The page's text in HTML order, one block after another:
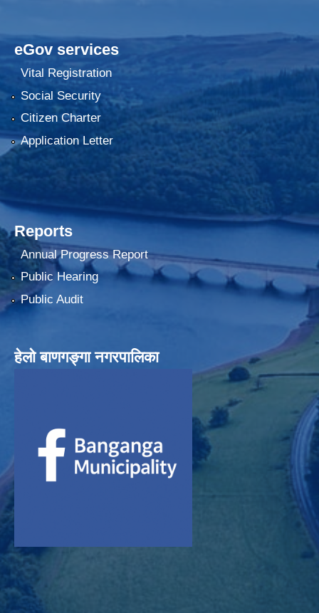
eGov services
Vital Registration
Social Security
Citizen Charter
Application Letter
Reports
Annual Progress Report
Public Hearing
Public Audit
हेलाे बाणगङ्गा नगरपालिका